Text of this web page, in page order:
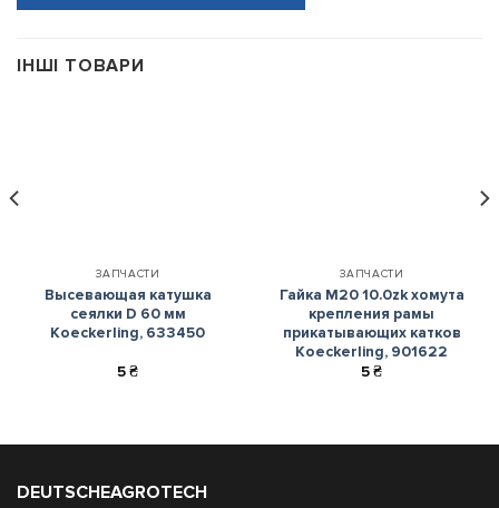
ІНШІ ТОВАРИ
ЗАПЧАСТИ
Высевающая катушка
сеялки D 60 мм
Koeckerling, 633450
5₴
ЗАПЧАСТИ
Гайка М20 10.0zk хомута
крепления рамы
прикатывающих катков
Koeckerling, 901622
5₴
DEUTSCHEAGROTECH